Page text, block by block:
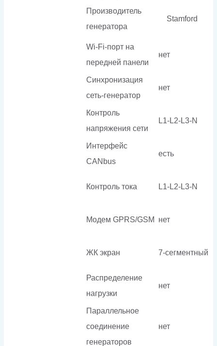
Производитель
генератора
Stamford
Wi-Fi-порт на
передней панели
нет
Синхронизация
сеть-генератор
нет
Контроль
напряжения сети
L1-L2-L3-N
Интерфейс
CANbus
есть
Контроль тока L1-L2-L3-N
Модем GPRS/GSM нет
ЖК экран 7-сегментный
Распределение
нагрузки
нет
Параллельное
соединение
генераторов
нет